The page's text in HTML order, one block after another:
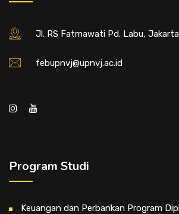
Jl. RS Fatmawati Pd. Labu,
febupnvj@upnvj.ac.id
Program Studi
Keuangan dan Perbankan Program